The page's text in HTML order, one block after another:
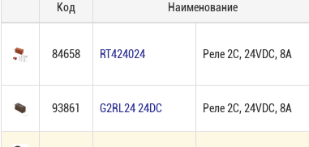
Код Наименование
84658 RT424024 Реле 2C, 24VDC, 8A
93861 G2RL24 24DC Реле 2C, 24VDC, 8А